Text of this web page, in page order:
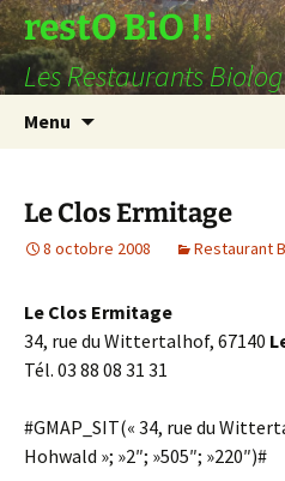
restO BiO !!
Les Restaurants
Menu
Le Clos Ermitage
8 octobre 2008 Restaurant
Le Clos Ermitage
34, rue du Wittertalhof, 67140
Tél. 03 88 08 31 31
#GMAP_SIT(« 34, rue du
Hohwald »; »2″; »505″; »220″)#